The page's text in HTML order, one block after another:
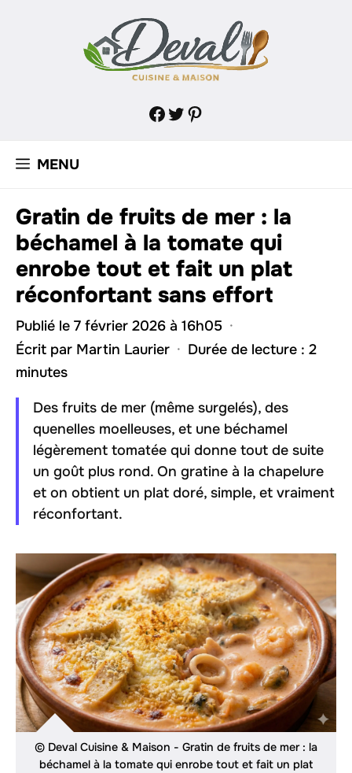
Facebook
Twitter
Pinterest
MENU
Gratin de fruits de mer : la
béchamel à la tomate qui
enrobe tout et fait un plat
réconfortant sans effort
Publié le 7 février 2026 à 16h05 ·
Écrit par Martin Laurier · Durée de lecture : 2
minutes
Des fruits de mer (même surgelés), des
quenelles moelleuses, et une béchamel
légèrement tomatée qui donne tout de suite
un goût plus rond. On gratine à la chapelure
et on obtient un plat doré, simple, et vraiment
réconfortant.
© Deval Cuisine & Maison - Gratin de fruits de mer : la
béchamel à la tomate qui enrobe tout et fait un plat